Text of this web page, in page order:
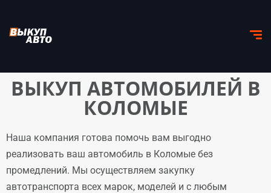
ВЫКУП АВТОМОБИЛЕЙ В
КОЛОМЫЕ
Наша компания готова помочь вам выгодно
реализовать ваш автомобиль в Коломые без
промедлений. Мы осуществляем закупку
автотранспорта всех марок, моделей и с любым